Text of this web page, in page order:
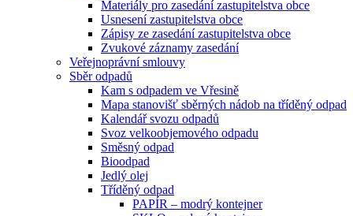
Materiály pro zasedání zastupitelstva obce
Usnesení zastupitelstva obce
Zápisy ze zasedání zastupitelstva obce
Zvukové záznamy zasedání
Veřejnoprávní smlouvy
Sběr odpadů
Kam s odpadem ve Vřesině
Mapa stanovišť sběrných nádob na tříděný odpad
Kalendář svozu odpadů
Svoz velkoobjemového odpadu
Směsný odpad
Bioodpad
Jedlý olej
Tříděný odpad
PAPÍR – modrý kontejner